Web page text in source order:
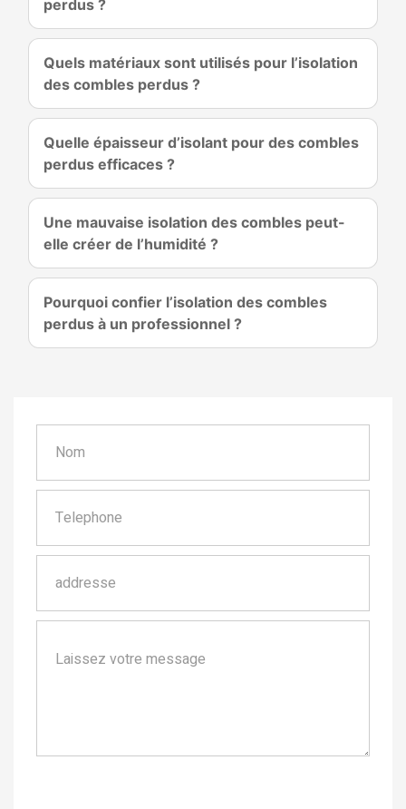
perdus ?
Quels matériaux sont utilisés pour l’isolation
des combles perdus ?
Quelle épaisseur d’isolant pour des combles
perdus efficaces ?
Une mauvaise isolation des combles peut-
elle créer de l’humidité ?
Pourquoi confier l’isolation des combles
perdus à un professionnel ?